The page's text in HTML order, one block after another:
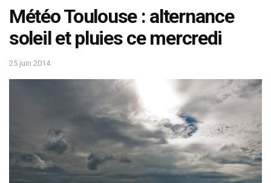
Météo Toulouse : alternance
soleil et pluies ce mercredi
25 juin 2014